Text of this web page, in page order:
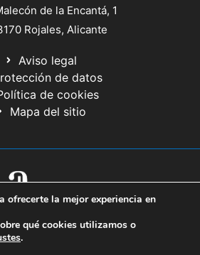
de la Encantá, 1
Rojales, Alicante
Aviso legal
de datos
de cookies
Mapa del sitio
por el Servicio de Informática de Diputación
de Alicante
ofrecerte la mejor experiencia en
qué cookies utilizamos o
.